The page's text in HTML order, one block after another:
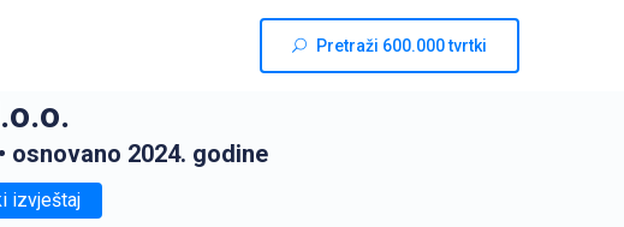
Pretraži 600.000 tvrtki
• osnovano 2024. godine
izvještaj